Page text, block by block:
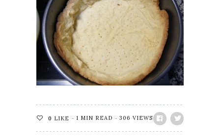
¿TE GUSTARÍA UNIRTE A NUESTRA AVENTURA GASTRON
ÚNETE A LA NEWSLETTER
RECOMENDACIONES
0 LIKE 1 MIN READ 306 VIEWS